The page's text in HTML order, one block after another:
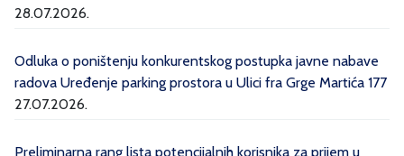
28.07.2026.
Odluka o poništenju konkurentskog postupka javne nabave
radova Uređenje parking prostora u Ulici fra Grge Martića 177
27.07.2026.
Preliminarna rang lista potencijalnih korisnika za prijem u